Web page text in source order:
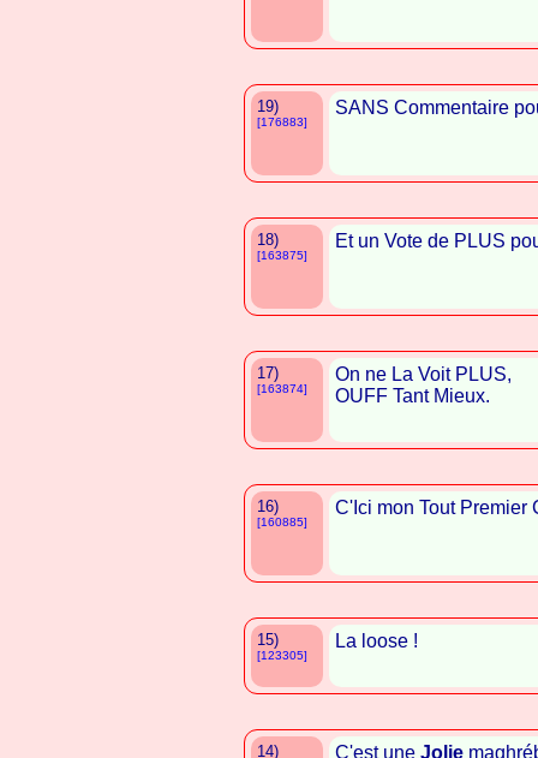
19)
[176883]
SANS Commentaire
18)
[163875]
Et un Vote de PLUS
17)
[163874]
On ne La Voit PLUS,
OUFF Tant Mieux.
16)
[160885]
C'Ici mon Tout Premier
15)
[123305]
La loose !
14) C'est une Jolie